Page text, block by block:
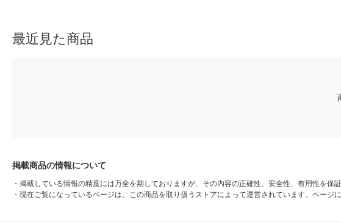
最近見た商品
掲載商品の情報について
・ 掲載している情報の精度には万全を期しておりますが、その内容の正確性、安全性、有用性を保
・ 現在ご覧になっているページは、この商品を取り扱うストアによって運営されています。ペー